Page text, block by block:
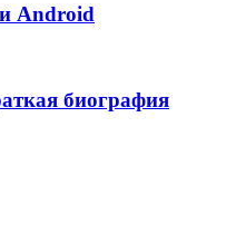
Android
биография